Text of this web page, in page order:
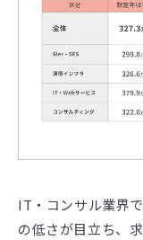
IT・コンサル業界
の低さが目立ち、